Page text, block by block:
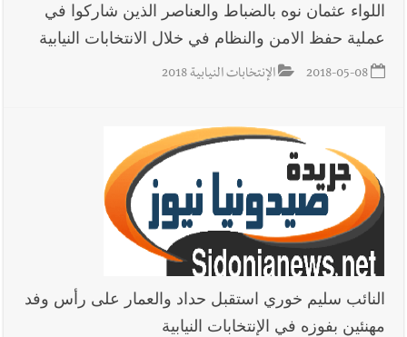
اللواء عثمان نوه بالضباط والعناصر الذين شاركوا في
عملية حفظ الامن والنظام في خلال الانتخابات النيابية
2018-05-08 الإنتخابات النيابية 2018
النائب سليم خوري استقبل حداد والعمار على رأس وفد
مهنئين بفوزه في الإنتخابات النيابية